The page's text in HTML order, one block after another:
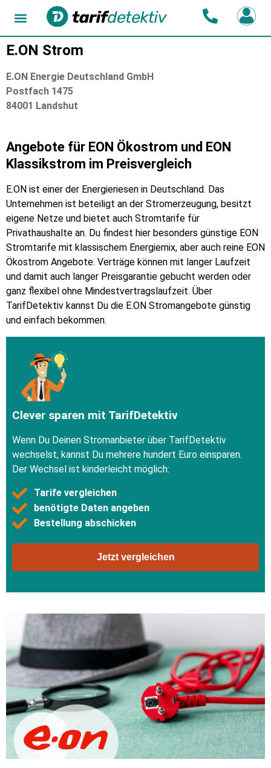
E.ON Strom
E.ON Energie Deutschland GmbH
Postfach 1475
84001 Landshut
Angebote für EON Ökostrom und EON
Klassikstrom im Preisvergleich
E.ON ist einer der Energieriesen in Deutschland. Das
Unternehmen ist beteiligt an der Stromerzeugung, besitzt
eigene Netze und bietet auch Stromtarife für
Privathaushalte an. Du findest hier besonders günstige EON
Stromtarife mit klassischem Energiemix, aber auch reine EON
Ökostrom Angebote. Verträge können mit langer Laufzeit
und damit auch langer Preisgarantie gebucht werden oder
ganz flexibel ohne Mindestvertragslaufzeit. Über
TarifDetektiv kannst Du die E.ON Stromangebote günstig
und einfach bekommen.
Clever sparen mit TarifDetektiv
Wenn Du Deinen Stromanbieter über TarifDetektiv
wechselst, kannst Du mehrere hundert Euro einsparen.
Der Wechsel ist kinderleicht möglich:
Tarife vergleichen
benötigte Daten angeben
Bestellung abschicken
Jetzt vergleichen